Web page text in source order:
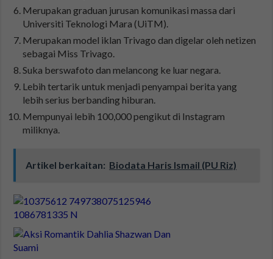
Merupakan graduan jurusan komunikasi massa dari
Universiti Teknologi Mara (UiTM).
Merupakan model iklan Trivago dan digelar oleh netizen
sebagai Miss Trivago.
Suka berswafoto dan melancong ke luar negara.
Lebih tertarik untuk menjadi penyampai berita yang
lebih serius berbanding hiburan.
Mempunyai lebih 100,000 pengikut di Instagram
miliknya.
Artikel berkaitan: Biodata Haris Ismail (PU Riz)